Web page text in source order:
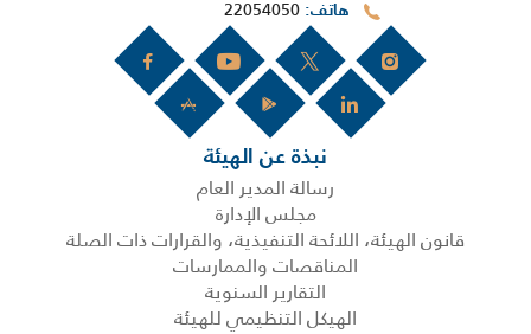
هاتف
نبذة عن الهيئة
رسالة المدير العام
مجلس الإدارة
قانون الهيئة، اللائحة التنفيذية، والقرارات ذات الصلة
المناقصات والممارسات
التقارير السنوية
الهيكل التنظيمي للهيئة